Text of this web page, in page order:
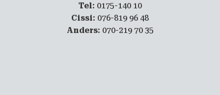
Tel: 0175-140 10
Cissi: 076-819 96 48
Anders: 070-219 70 35